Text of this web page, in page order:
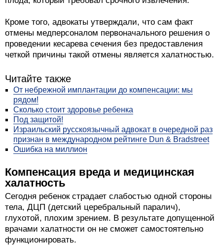
Кроме того, адвокаты утверждали, что сам факт
отмены медперсоналом первоначального решения о
проведении кесарева сечения без предоставления
четкой причины такой отмены является халатностью.
Читайте также
От небрежной имплантации до компенсации: мы
рядом!
Сколько стоит здоровье ребенка
Под защитой!
Израильский русскоязычный адвокат в очередной раз
признан в международном рейтинге Dun & Bradstreet
Ошибка на миллион
Компенсация вреда и медицинская
халатность
Сегодня ребенок страдает слабостью одной стороны
тела, ДЦП (детский церебральный паралич),
глухотой, плохим зрением. В результате допущенной
врачами халатности он не сможет самостоятельно
функционировать.